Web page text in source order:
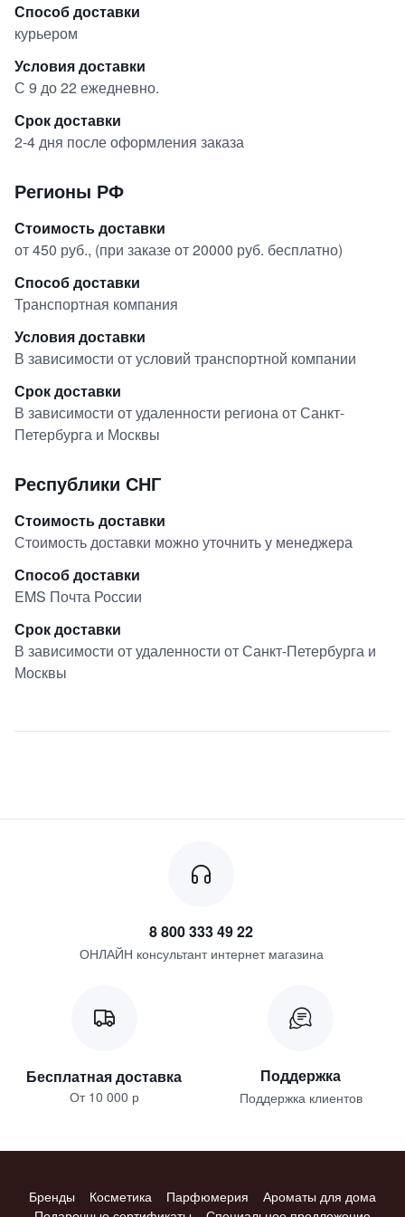
Способ доставки
курьером
Условия доставки
С 9 до 22 ежедневно.
Срок доставки
2-4 дня после оформления заказа
Регионы РФ
Стоимость доставки
от 450 руб., (при заказе от 20000 руб. бесплатно)
Способ доставки
Транспортная компания
Условия доставки
В зависимости от условий транспортной компании
Срок доставки
В зависимости от удаленности региона от Санкт-
Петербурга и Москвы
Республики СНГ
Стоимость доставки
Стоимость доставки можно уточнить у менеджера
Способ доставки
EMS Почта России
Срок доставки
В зависимости от удаленности от Санкт-Петербурга и
Москвы
8 800 333 49 22
ОНЛАЙН консультант интернет магазина
Бесплатная доставка
От 10 000 р
Поддержка
Поддержка клиентов
Бренды Косметика Парфюмерия
Ароматы для дома